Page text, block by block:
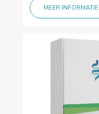
MEER INFORMATIE